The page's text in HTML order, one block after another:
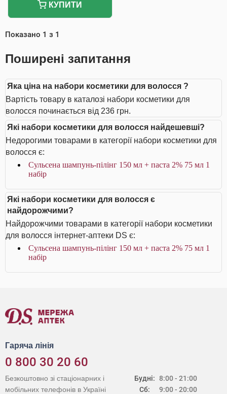
КУПИТИ
Показано 1 з 1
Поширені запитання
Яка ціна на набори косметики для волосся ?
Вартість товару в каталозі набори косметики для
волосся починається від 236 грн.
Які набори косметики для волосся найдешевші?
Недорогими товарами в категорії набори косметики для
волосся є:
Сульсена шампунь-пілінг 150 мл + паста 2% 75 мл 1
набір
Які набори косметики для волосся є
найдорожчими?
Найдорожчими товарами в категорії набори косметики
для волосся інтернет-аптеки DS є:
Сульсена шампунь-пілінг 150 мл + паста 2% 75 мл 1
набір
Гаряча лінія
0 800 30 20 60
Будні:
Сб:
8:00 - 21:00
9:00 - 20:00
Безкоштовно зі стаціонарних і
мобільних телефонів в Україні